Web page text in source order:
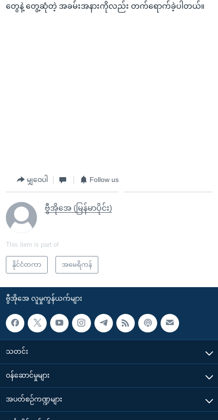
တွေနဲ့ တွေ့ဆုံတဲ့ အခမ်းအနားကိုလည်း တက်ရောက်ခဲ့ပါတယ်။
မျှဝေပါ Follow us
ဗွီအိုအေ (မြန်မာပိုင်း)
This item is part of
နိုင်ငံတကာ အမေရိကန်
ဗွီအိုအေ လူမှုကွန်ယက်များ
သတင်း
၀န်ဆောင်မှုများ
အပတ်စဉ်ကဏ္ဍများ